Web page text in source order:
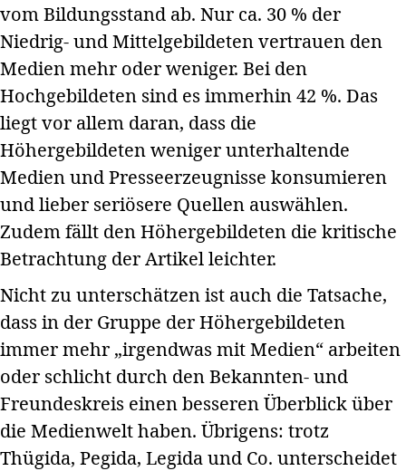
vom Bildungsstand ab. Nur ca. 30 % der
Niedrig- und Mittelgebildeten vertrauen den
Medien mehr oder weniger. Bei den
Hochgebildeten sind es immerhin 42 %. Das
liegt vor allem daran, dass die
Höhergebildeten weniger unterhaltende
Medien und Presseerzeugnisse konsumieren
und lieber seriösere Quellen auswählen.
Zudem fällt den Höhergebildeten die kritische
Betrachtung der Artikel leichter.
Nicht zu unterschätzen ist auch die Tatsache,
dass in der Gruppe der Höhergebildeten
immer mehr „irgendwas mit Medien“ arbeiten
oder schlicht durch den Bekannten- und
Freundeskreis einen besseren Überblick über
die Medienwelt haben. Übrigens: trotz
Thügida, Pegida, Legida und Co. unterscheidet